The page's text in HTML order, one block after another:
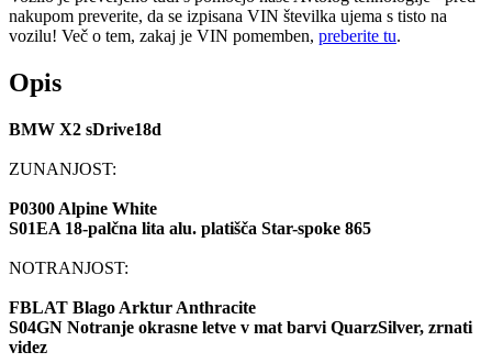
nakupom preverite, da se izpisana VIN številka ujema s tisto na
vozilu! Več o tem, zakaj je VIN pomemben, preberite tu.
Opis
BMW X2 sDrive18d
ZUNANJOST:
P0300 Alpine White
S01EA 18-palčna lita alu. platišča Star-spoke 865
NOTRANJOST:
FBLAT Blago Arktur Anthracite
S04GN Notranje okrasne letve v mat barvi QuarzSilver, zrnati
videz